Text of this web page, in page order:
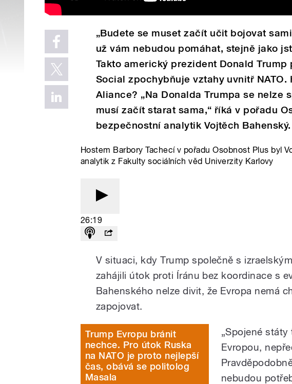
„Budete se muset začít učit bojovat
už vám nebudou pomáhat, stejně jako
Takto americký prezident Donald
Social zpochybňuje vztahy uvnitř NATO.
Aliance? „Na Donalda Trumpa se nelze
musí začít starat sama,“ říká v pořadu
bezpečnostní analytik Vojtěch Bahenský.
Hostem Barbory Tachecí v pořadu Osobnost Plus byl
analytik z Fakulty sociálních věd Univerzity Karlovy
26:19
V situaci, kdy Trump společně s
zahájili útok proti Íránu bez koordinace s
Bahenského nelze divit, že Evropa nemá
zapojovat.
Trump Evropu bránit
nechce. Pro útok Ruska
na NATO je proto nejlepší
čas, obává se politolog
Masala
„Spojené
Evropou,
nebudou